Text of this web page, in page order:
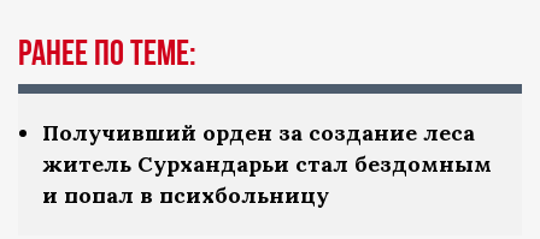
Ранее по теме:
Получивший орден за создание леса
житель Сурхандарьи стал бездомным
и попал в психбольницу